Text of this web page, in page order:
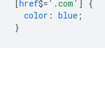
[href$= '.com' ]
{
color : blue ;
}